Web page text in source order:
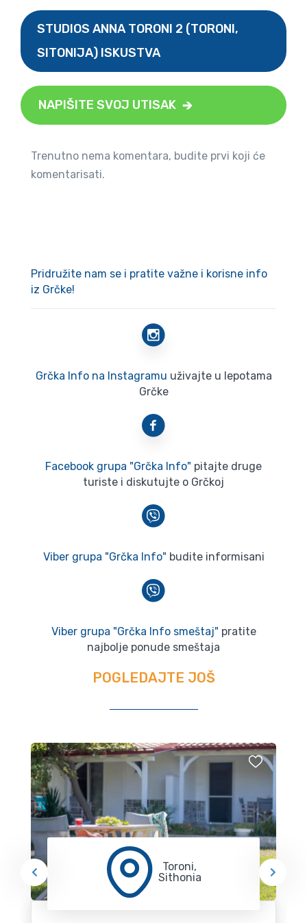
STUDIOS ANNA TORONI 2 (TORONI,
SITONIJA) ISKUSTVA
NAPIŠITE SVOJ UTISAK
Trenutno nema komentara, budite prvi koji će
komentarisati.
Pridružite nam se i pratite važne i korisne info
iz Grčke!
Grčka Info na Instagramu uživajte u lepotama
Grčke
Facebook grupa "Grčka Info" pitajte druge
turiste i diskutujte o Grčkoj
Viber grupa "Grčka Info" budite informisani
Viber grupa "Grčka Info smeštaj" pratite
najbolje ponude smeštaja
POGLEDAJTE JOŠ
Toroni,
Sithonia